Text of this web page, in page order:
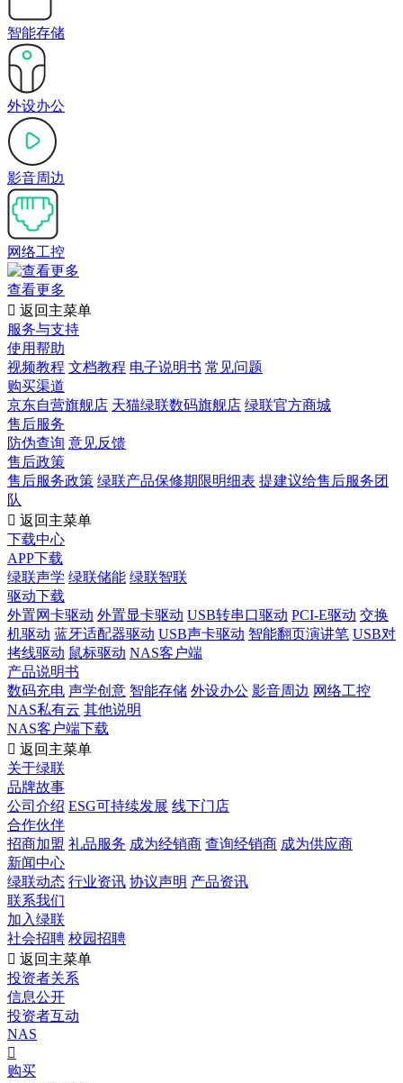
智能存储
外设办公
影音周边
网络工控
查看更多
 返回主菜单
服务与支持
使用帮助
视频教程 文档教程 电子说明书 常见问题
购买渠道
京东自营旗舰店 天猫绿联数码旗舰店 绿联官方商城
售后服务
防伪查询 意见反馈
售后政策
售后服务政策 绿联产品保修期限明细表 提建议给售后服务团
队
 返回主菜单
下载中心
APP下载
绿联声学 绿联储能 绿联智联
驱动下载
外置网卡驱动 外置显卡驱动 USB转串口驱动 PCI-E驱动 交换
机驱动 蓝牙适配器驱动 USB声卡驱动 智能翻页演讲笔 USB对
拷线驱动 鼠标驱动 NAS客户端
产品说明书
数码充电 声学创意 智能存储 外设办公 影音周边 网络工控
NAS私有云 其他说明
NAS客户端下载
 返回主菜单
关于绿联
品牌故事
公司介绍 ESG可持续发展 线下门店
合作伙伴
招商加盟 礼品服务 成为经销商 查询经销商 成为供应商
新闻中心
绿联动态 行业资讯 协议声明 产品资讯
联系我们
加入绿联
社会招聘 校园招聘
 返回主菜单
投资者关系
信息公开
投资者互动
NAS

购买